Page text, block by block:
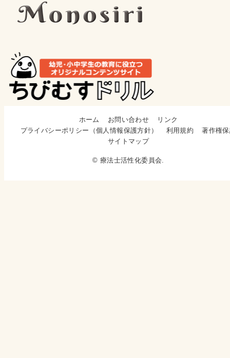
ホーム お問い合わせ
リンク
プライバシーポリシー（個人情報保護方針）
利用規約
著作権
サイトマップ
© 療法士活性化委員会.